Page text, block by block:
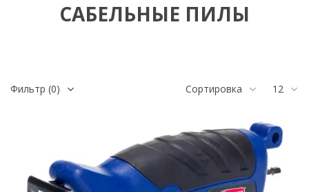
САБЕЛЬНЫЕ ПИЛЫ
Фильтр (0) Сортировка 12